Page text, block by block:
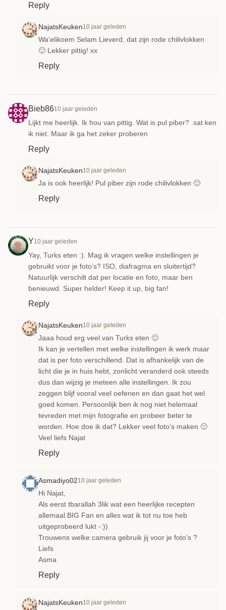
Reply
NajatsKeuken10 jaar geleden
Wa’elikoem Selam Lieverd, dat zijn rode chilivlokken
🙂 Lekker pittig! xx
Reply
Bieb8610 jaar geleden
Lijkt me heerlijk. Ik hou van pittig. Wat is pul piber? .sat ken
ik niet. Maar ik ga het zeker proberen
Reply
NajatsKeuken10 jaar geleden
Ja is ook heerlijk! Pul piber zijn rode chilivlokken 🙂
Reply
Y10 jaar geleden
Yay, Turks eten :). Mag ik vragen welke instellingen je
gebruikt voor je foto’s? ISO, diafragma en sluitertijd?
Natuurlijk verschilt dat per locatie en foto, maar ben
benieuwd. Super helder! Keep it up, big fan!
Reply
NajatsKeuken10 jaar geleden
Jaaa houd erg veel van Turks eten 🙂
Ik kan je vertellen met welke instellingen ik werk maar
dat is per foto verschillend. Dat is afhankelijk van de
licht die je in huis hebt, zonlicht veranderd ook steeds
dus dan wijzig je meteen alle instellingen. Ik zou
zeggen blijf vooral veel oefenen en dan gaat het wel
goed komen. Persoonlijk ben ik nog niet helemaal
tevreden met mijn fotografie en probeer beter te
worden. Hoe doe ik dat? Lekker veel foto’s maken 🙂
Veel liefs Najat
Reply
Asmadiyo0210 jaar geleden
Hi Najat,
Als eerst tbarallah 3lik wat een heerlijke recepten
allemaal.BIG Fan en alles wat ik tot nu toe heb
uitgeprobeerd lukt -:))
Trouwens welke camera gebruik jij voor je foto’s ?
Liefs
Asma
Reply
NajatsKeuken10 jaar geleden